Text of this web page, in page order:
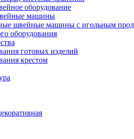
оборудование
машины
швейные машины с игольным
оборудования
готовых изделий
крестом